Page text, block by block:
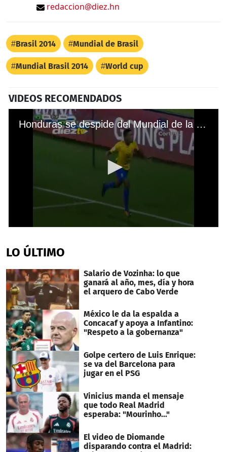
redaccion@diez.hn
Brasil 2014 Mundial de Brasil
Mundial Brasil 2014 World cup
VIDEOS RECOMENDADOS
Honduras se despide del Mundial de la India siendo goleado por Brasil Honduras se despide del Mundial de la India siendo goleado por Brasil
of
1
8
seconds
LO ÚLTIMO
Salario de Vozinha: lo que
ganará al año, mes, día y hora
el arquero de Cabo Verde
México le da la espalda a
Concacaf y apoya a Infantino:
"Respeto a la gobernanza"
Golpe certero de Luis Enrique:
se va del Barcelona para
jugar en el PSG
Vinicius manda el mensaje
que todo Real Madrid
esperaba: "Mourinho..."
El video de Diomande
disparando contra el Madrid: